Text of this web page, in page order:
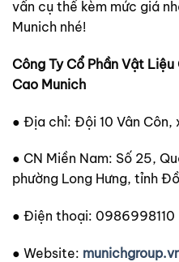
vấn cụ thể kèm mức giá
Munich nhé!
Công Ty Cổ Phần Vật
Cao Munich
● Địa chỉ: Đội 10 Vân Côn,
● CN Miền Nam: Số 25,
phường Long Hưng, tỉnh
● Điện thoại: 0986998110
● Website: